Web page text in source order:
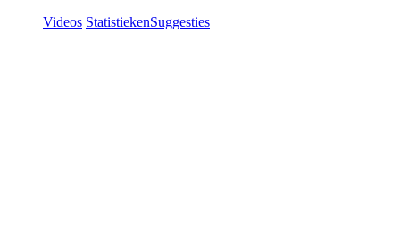
Videos StatistiekenSuggesties